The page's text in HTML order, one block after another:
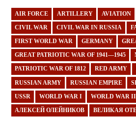
AIR FORCE ARTILLERY AVIATION
CIVIL WAR CIVIL WAR IN RUSSIA
FIRST WORLD WAR GERMANY
GREAT PATRIOTIC WAR OF 1941—1945
PATRIOTIC WAR OF 1812 RED ARMY
RUSSIAN ARMY RUSSIAN EMPIRE
USSR WORLD WAR I WORLD WAR II
АЛЕКСЕЙ ОЛЕЙНИКОВ ВЕЛИКАЯ